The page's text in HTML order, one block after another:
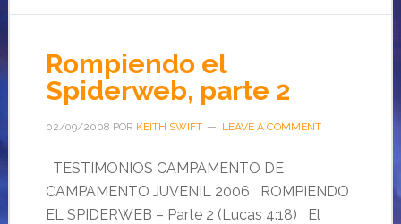
Rompiendo el
Spiderweb, parte 2
02/09/2008 POR KEITH SWIFT LEAVE A COMMENT
TESTIMONIOS CAMPAMENTO DE
CAMPAMENTO JUVENIL 2006 ROMPIENDO
EL SPIDERWEB – Parte 2 (Lucas 4:18) El